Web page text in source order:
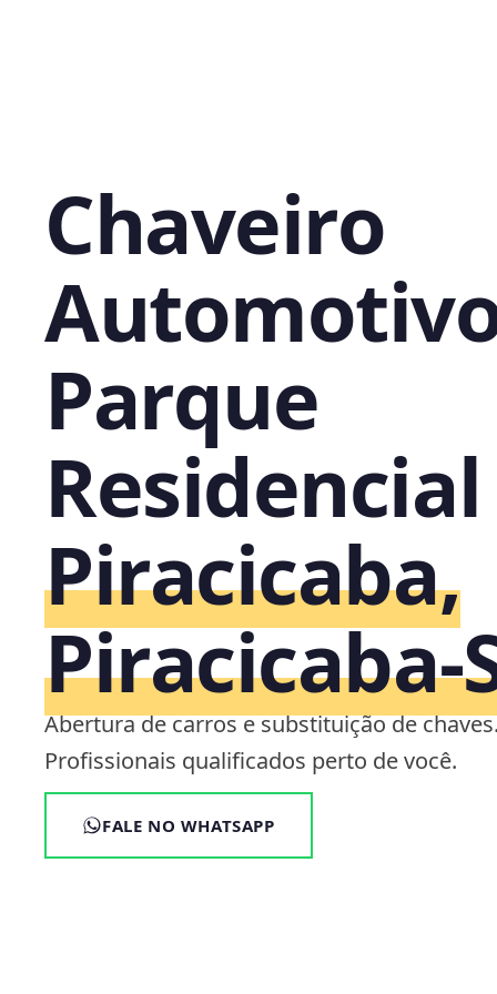
Chaveiro
Parque
Residencial
Piracicaba,
Abertura de carros e substituição de
Profissionais qualificados perto de você.
FALE NO WHATSAPP